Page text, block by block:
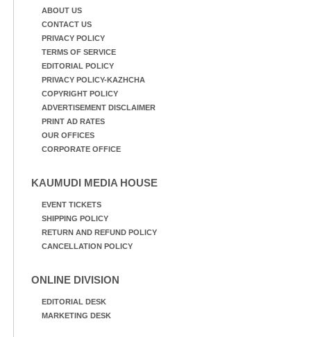
ABOUT US
CONTACT US
PRIVACY POLICY
TERMS OF SERVICE
EDITORIAL POLICY
PRIVACY POLICY-KAZHCHA
COPYRIGHT POLICY
ADVERTISEMENT DISCLAIMER
PRINT AD RATES
OUR OFFICES
CORPORATE OFFICE
KAUMUDI MEDIA HOUSE
EVENT TICKETS
SHIPPING POLICY
RETURN AND REFUND POLICY
CANCELLATION POLICY
ONLINE DIVISION
EDITORIAL DESK
MARKETING DESK